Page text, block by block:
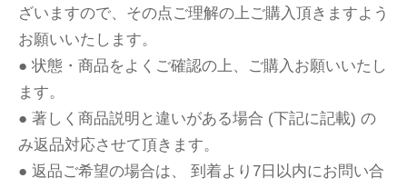
ざいますので、その点ご理解の上ご購入頂きますよう
お願いいたします。
● 状態・商品をよくご確認の上、ご購入お願いいたし
ます。
● 著しく商品説明と違いがある場合 (下記に記載) の
み返品対応させて頂きます。
● 返品ご希望の場合は、 到着より7日以内にお問い合